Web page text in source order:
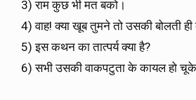
3) राम कुछ भी मत बको।
4) वाह! क्या खूब तुमने तो उसकी बोलती
5) इस कथन का तात्पर्य क्या है?
6) सभी उसकी वाकपटुता के कायल हो